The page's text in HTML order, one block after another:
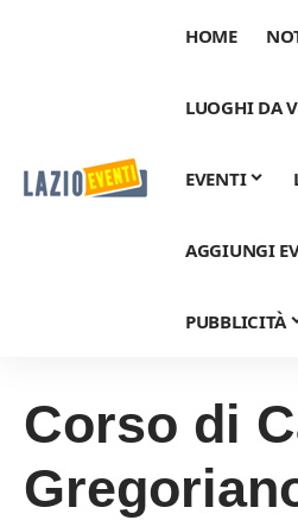
HOME
LUOGHI DA
EVENTI
AGGIUNGI
PUBBLICITÀ
Corso di